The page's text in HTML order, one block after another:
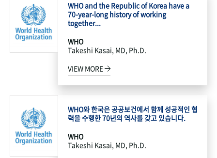
WHO and the Republic of Korea have a
70-year-long history of working
together...
WHO
Takeshi Kasai, MD, Ph.D.
VIEW MORE
WHO와 한국은 공공보건에서 함께 성공적인 협
력을 수행한 70년의 역사를 갖고 있습니다.
WHO
Takeshi Kasai, MD, Ph.D.